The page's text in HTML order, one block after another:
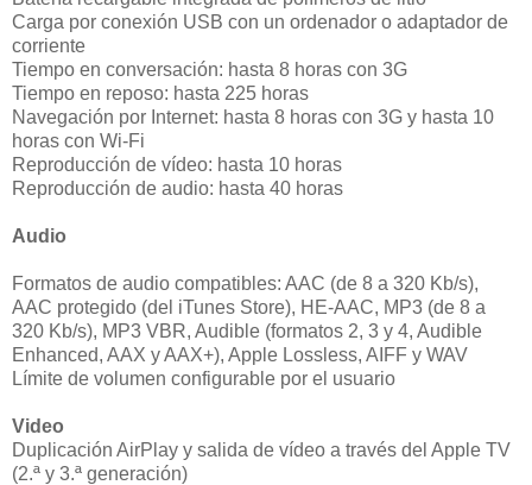
Carga por conexión USB con un ordenador o adaptador de
corriente
Tiempo en conversación: hasta 8 horas con 3G
Tiempo en reposo: hasta 225 horas
Navegación por Internet: hasta 8 horas con 3G y hasta 10
horas con Wi-Fi
Reproducción de vídeo: hasta 10 horas
Reproducción de audio: hasta 40 horas
Audio
Formatos de audio compatibles: AAC (de 8 a 320 Kb/s),
AAC protegido (del iTunes Store), HE-AAC, MP3 (de 8 a
320 Kb/s), MP3 VBR, Audible (formatos 2, 3 y 4, Audible
Enhanced, AAX y AAX+), Apple Lossless, AIFF y WAV
Límite de volumen configurable por el usuario
Video
Duplicación AirPlay y salida de vídeo a través del Apple TV
(2.ª y 3.ª generación)